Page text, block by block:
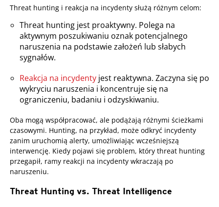
Threat hunting i reakcja na incydenty służą różnym celom:
Threat hunting jest proaktywny. Polega na
aktywnym poszukiwaniu oznak potencjalnego
naruszenia na podstawie założeń lub słabych
sygnałów.
Reakcja na incydenty jest reaktywna. Zaczyna się po
wykryciu naruszenia i koncentruje się na
ograniczeniu, badaniu i odzyskiwaniu.
Oba mogą współpracować, ale podążają różnymi ścieżkami
czasowymi. Hunting, na przykład, może odkryć incydenty
zanim uruchomią alerty, umożliwiając wcześniejszą
interwencję. Kiedy pojawi się problem, który threat hunting
przegapił, ramy reakcji na incydenty wkraczają po
naruszeniu.
Threat Hunting vs. Threat Intelligence